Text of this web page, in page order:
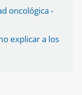
oncológica -
explicar a los